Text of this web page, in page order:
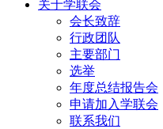
关于学联会
会长致辞
行政团队
主要部门
选举
年度总结报告会
申请加入学联会
联系我们